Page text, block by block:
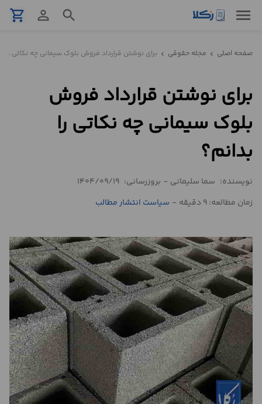
menu
search
person_outline
shopping_cart
نمونه
تنظیم
قرارداد
مشاوره
حقوقی
استعلام
محاسبه
آنلاین
درباره
ما
تماس
با
ما
صفحه اصلی chevron_left مجله حقوقی chevron_left برای نوشتن قرارداد فروش بلوک سیمانی چه نکاتی را
برای نوشتن قرارداد فروش
بلوک سیمانی چه نکاتی را
بدانم؟
نویسنده: سما سلیمانی - بروزرسانی: 1404/09/19
زمان مطالعه: 9 دقیقه
- سیاست انتشار مطالب